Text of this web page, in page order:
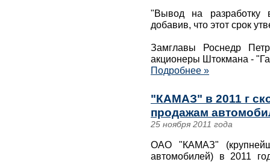
"Вывод на разработку
добавив, что этот срок
Замглавы Роснедр
акционеры Штокмана -
Подробнее »
"КАМАЗ" в 2011 г
продажам
25 ноября 2011 года
ОАО "КАМАЗ"
автомобилей) в 2011